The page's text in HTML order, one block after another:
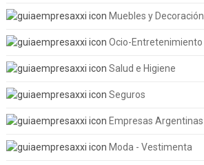
Muebles y Decoración
Ocio-Entretenimiento
Salud e Higiene
Seguros
Empresas Argentinas
Moda - Vestimenta